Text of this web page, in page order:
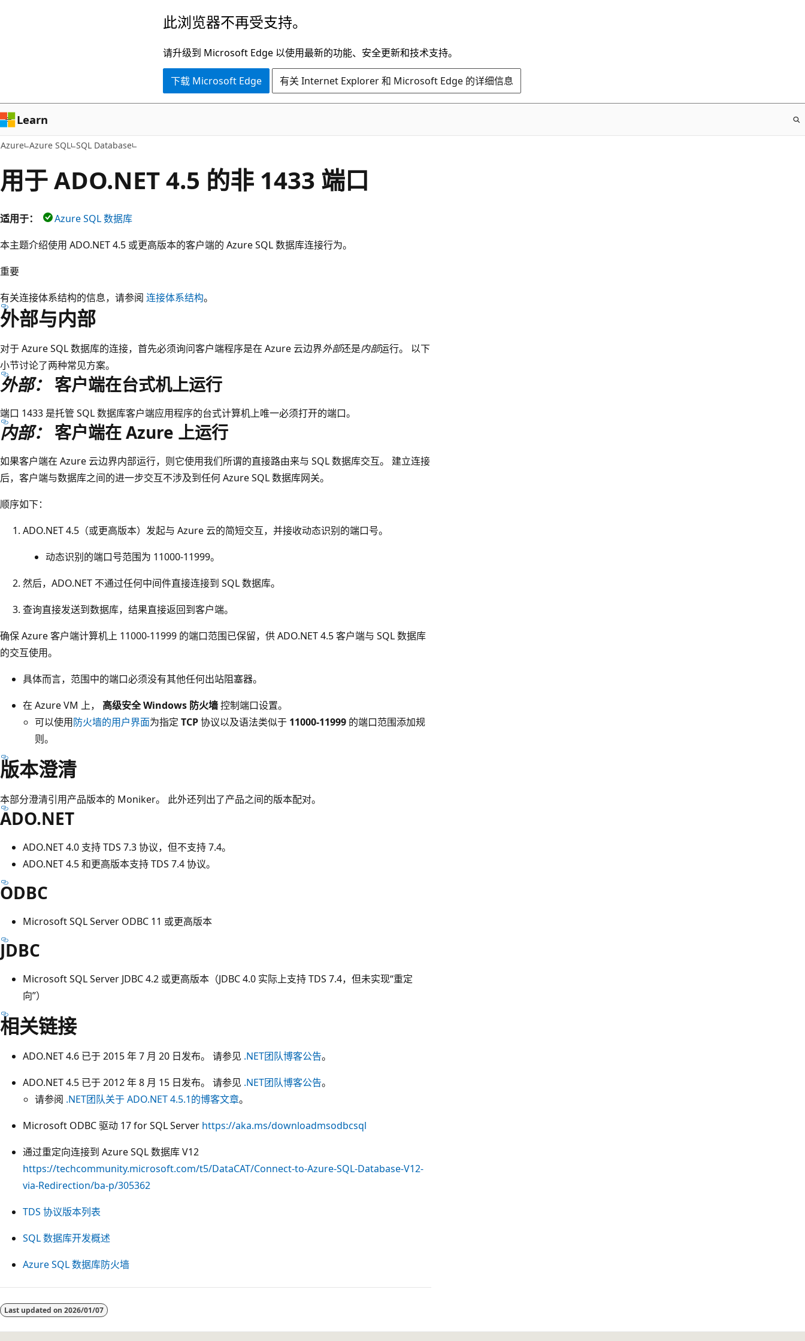
容
此浏览器不再受支持。
请升级到 Microsoft Edge 以使用最新的功能、安全更新和技术支持。
下载 Microsoft Edge 有关 Internet Explorer 和 Microsoft Edge 的详细信息
Learn
Azure Azure SQL SQL Database
用于 ADO.NET 4.5 的非 1433 端口
适用于：
Azure SQL 数据库
本主题介绍使用 ADO.NET 4.5 或更高版本的客户端的 Azure SQL 数据库连接行为。
重要
有关连接体系结构的信息，请参阅 连接体系结构。
外部与内部
对于 Azure SQL 数据库的连接，首先必须询问客户端程序是在 Azure 云边界外部还是内部运行。 以下
小节讨论了两种常见方案。
外部： 客户端在台式机上运行
端口 1433 是托管 SQL 数据库客户端应用程序的台式计算机上唯一必须打开的端口。
内部： 客户端在 Azure 上运行
如果客户端在 Azure 云边界内部运行，则它使用我们所谓的直接路由来与 SQL 数据库交互。 建立连接
后，客户端与数据库之间的进一步交互不涉及到任何 Azure SQL 数据库网关。
顺序如下：
ADO.NET 4.5（或更高版本）发起与 Azure 云的简短交互，并接收动态识别的端口号。
动态识别的端口号范围为 11000-11999。
然后，ADO.NET 不通过任何中间件直接连接到 SQL 数据库。
查询直接发送到数据库，结果直接返回到客户端。
确保 Azure 客户端计算机上 11000-11999 的端口范围已保留，供 ADO.NET 4.5 客户端与 SQL 数据库
的交互使用。
具体而言，范围中的端口必须没有其他任何出站阻塞器。
在 Azure VM 上， 高级安全 Windows 防火墙控制端口设置。
可以使用防火墙的用户界面为指定 TCP协议以及语法类似于 11000-11999 的端口范围添加规
则。
版本澄清
本部分澄清引用产品版本的 Moniker。 此外还列出了产品之间的版本配对。
ADO.NET
ADO.NET 4.0 支持 TDS 7.3 协议，但不支持 7.4。
ADO.NET 4.5 和更高版本支持 TDS 7.4 协议。
ODBC
Microsoft SQL Server ODBC 11 或更高版本
JDBC
Microsoft SQL Server JDBC 4.2 或更高版本（JDBC 4.0 实际上支持 TDS 7.4，但未实现“重定
向”）
相关链接
ADO.NET 4.6 已于 2015 年 7 月 20 日发布。 请参见 .NET团队博客公告。
ADO.NET 4.5 已于 2012 年 8 月 15 日发布。 请参见 .NET团队博客公告。
请参阅 .NET团队关于 ADO.NET 4.5.1的博客文章。
Microsoft ODBC 驱动 17 for SQL Server https://aka.ms/downloadmsodbcsql
通过重定向连接到 Azure SQL 数据库 V12
https://techcommunity.microsoft.com/t5/DataCAT/Connect-to-Azure-SQL-Database-V12-
via-Redirection/ba-p/305362
TDS 协议版本列表
SQL 数据库开发概述
Azure SQL 数据库防火墙
阅
读Last updated on 2026/01/07